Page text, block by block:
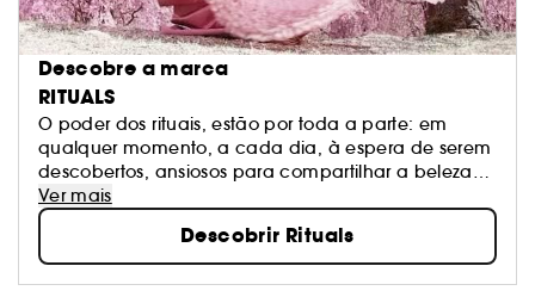
Descobre a marca
RITUALS
O poder dos rituais, estão por toda a parte: em
qualquer momento, a cada dia, à espera de serem
descobertos, ansiosos para compartilhar a beleza
que possuem. São os momentos aparentemente
sem significado que todos tendemos a ignorar. A
Rituals mostra-lhe estes momentos e lembra-o de os
viver com alegria. Conhece todas as coleções,
assim como os exclusivos Sephora.
Ver mais
Descobrir Rituals